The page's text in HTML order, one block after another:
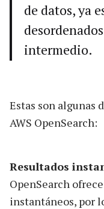
de datos, ya
intermedio.
Estas son algunas
AWS OpenSearch:
Resultados
OpenSearch
instantáneos, por